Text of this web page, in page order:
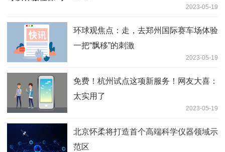
2023-05-19
环球观焦点：走，去郑州国际赛车场体验
一把“飘移”的刺激
2023-05-19
免费！杭州试点这项新服务！网友大喜：
太实用了
2023-05-19
北京怀柔将打造首个高端科学仪器领域示
范区